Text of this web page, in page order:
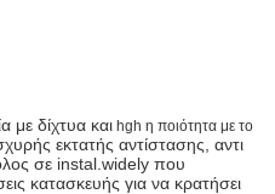
με δίχτυα και hgh η ποιότητα με το
εκτατής αντίστασης, αντι
σε instal.widely που
κατασκευής για να κρατήσει